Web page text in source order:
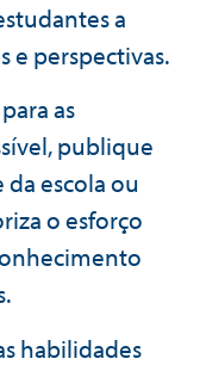
a
e perspectivas.
as
publique
escola ou
o esforço
habilidades